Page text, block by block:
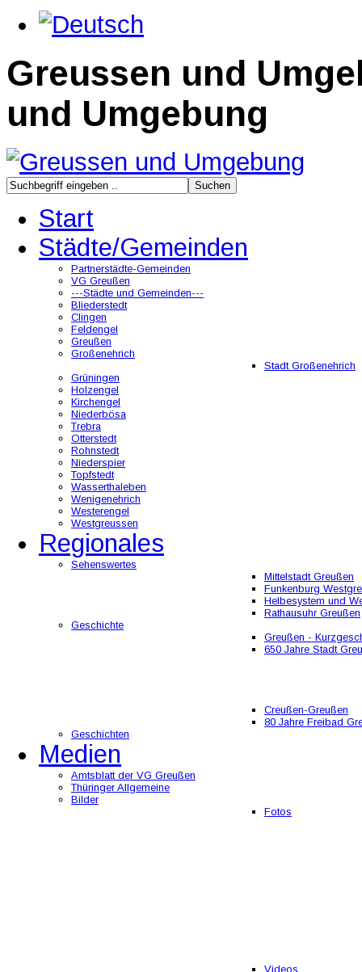
Greussen und
und Umgebung
Start
Städte/Gemeinden
Partnerstädte-Gemeinden
VG Greußen
---Städte und Gemeinden---
Bliederstedt
Clingen
Feldengel
Greußen
Großenehrich
Stadt Großenehrich
Grüningen
Holzengel
Kirchengel
Niederbösa
Trebra
Otterstedt
Rohnstedt
Niederspier
Topfstedt
Wasserthaleben
Wenigenehrich
Westerengel
Westgreussen
Regionales
Sehenswertes
Mittelstadt Greußen
Funkenburg
Helbesystem und
Rathausuhr Greußen
Geschichte
Greußen -
650 Jahre Stadt
Creußen-Greußen
80 Jahre Freibad
Geschichten
Medien
Amtsblatt der VG Greußen
Thüringer Allgemeine
Bilder
Fotos
Videos